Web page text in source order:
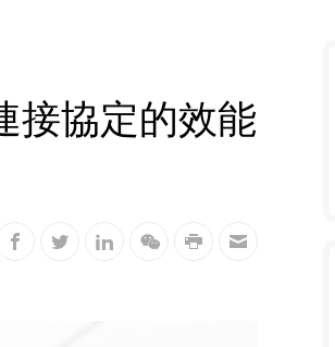
接協定的效能